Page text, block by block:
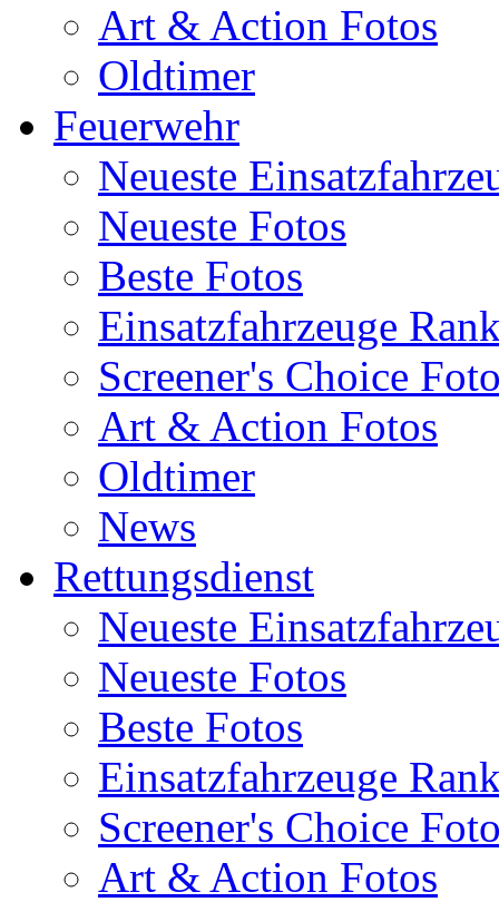
Art & Action Fotos
Oldtimer
Feuerwehr
Neueste
Neueste Fotos
Beste Fotos
Einsatzfahrzeuge
Screener's Choice
Art & Action Fotos
Oldtimer
News
Rettungsdienst
Neueste
Neueste Fotos
Beste Fotos
Einsatzfahrzeuge
Screener's Choice
Art & Action Fotos